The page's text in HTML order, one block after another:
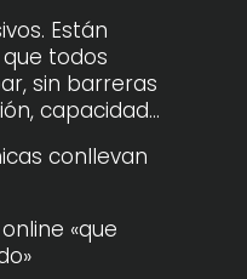
Están
todos
sin barreras
capacidad…
conllevan
«que